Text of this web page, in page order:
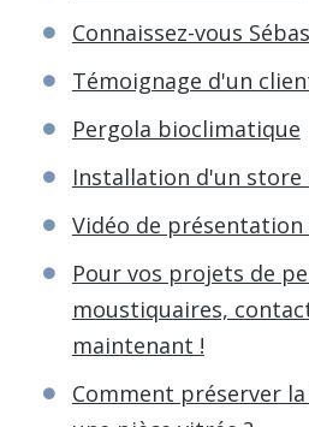
Connaissez-vous
Témoignage d'un
Pergola bioclimatique
Installation d'un store
Vidéo de
Pour vos projets de
moustiquaires,
maintenant !
Comment préserver